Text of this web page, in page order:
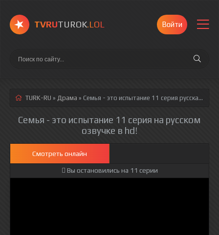
TVRUTUROK.LOL Войти
TURK-RU » Драма » Семья - это испытание 11 серия русская озвучка полностью смотреть онлайн!
Семья - это испытание 11 серия на русском
озвучке в hd!
Смотреть онлайн
Вы остановились на 11 серии